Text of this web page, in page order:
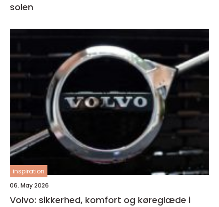
solen
inspiration
06. May 2026
Volvo: sikkerhed, komfort og køreglæde i